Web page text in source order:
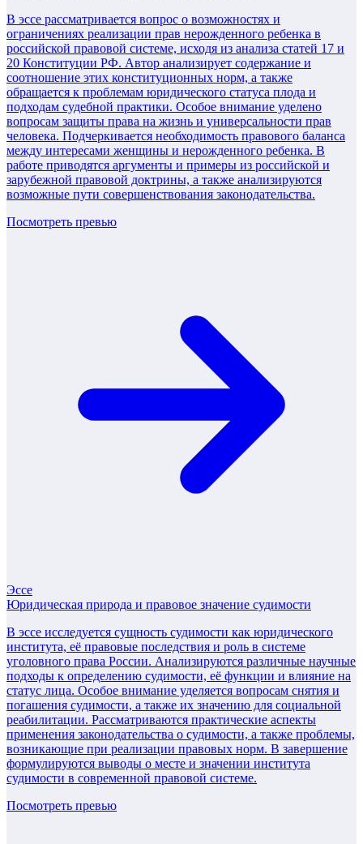
В эссе рассматривается вопрос о возможностях и
ограничениях реализации прав нерожденного ребенка в
российской правовой системе, исходя из анализа статей 17 и
20 Конституции РФ. Автор анализирует содержание и
соотношение этих конституционных норм, а также
обращается к проблемам юридического статуса плода и
подходам судебной практики. Особое внимание уделено
вопросам защиты права на жизнь и универсальности прав
человека. Подчеркивается необходимость правового баланса
между интересами женщины и нерожденного ребенка. В
работе приводятся аргументы и примеры из российской и
зарубежной правовой доктрины, а также анализируются
возможные пути совершенствования законодательства.
Посмотреть превью
Эссе
Юридическая природа и правовое значение судимости
В эссе исследуется сущность судимости как юридического
института, её правовые последствия и роль в системе
уголовного права России. Анализируются различные научные
подходы к определению судимости, её функции и влияние на
статус лица. Особое внимание уделяется вопросам снятия и
погашения судимости, а также их значению для социальной
реабилитации. Рассматриваются практические аспекты
применения законодательства о судимости, а также проблемы,
возникающие при реализации правовых норм. В завершение
формулируются выводы о месте и значении института
судимости в современной правовой системе.
Посмотреть превью